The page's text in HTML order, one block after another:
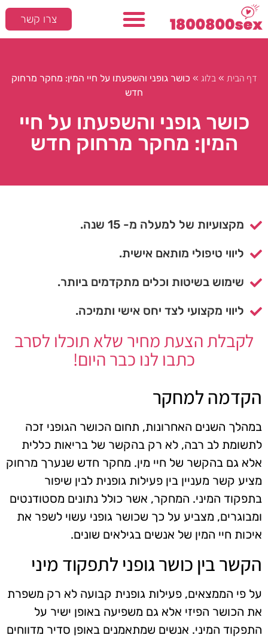
צרו קשר
דף הבית »בלוג » כושר גופני והשפעתו על חיי המין: מחקר מרחוק
חדש
כושר גופני והשפעתו על חיי
המין: מחקר מרחוק חדש
מקצועיות של למעלה מ- 15 שנה.
ליווי טיפולי מותאם אישית.
שימוש בשיטות וכלים מתקדמים ביותר.
ליווי מקצועי לצד יחס אישי ותמיכה.
לקבלת הצעת מחיר שלא תוכלו לסרב
כתבו לנו כבר היום!
הקדמה למחקר
במהלך השנים האחרונות, תחום הכושר הגופני זכה
לתשומת לב רבה, לא רק בהקשר של בריאות כללית
אלא גם בהקשר של חיי מין. מחקר חדש שנערך מרחוק
מציע קשר מעניין בין פעילות גופנית לבין שיפור
בתפקוד המיני. המחקר, אשר כולל נתונים מסטודנטים
ומבוגרים, מצביע על כך שכושר גופני עשוי לשפר את
איכות חיי המין של אנשים בגילאים שונים.
הקשר בין כושר גופני לתפקוד מיני
על פי הממצאים, פעילות גופנית קבועה לא רק משפרת
את הכושר הפיזי אלא גם משפיעה באופן ישיר על
התפקוד המיני. אנשים שמתאמנים באופן סדיר מדווחים